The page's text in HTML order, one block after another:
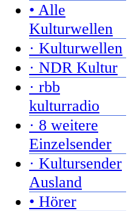
• Alle
Kulturwellen
· Kulturwellen
· NDR Kultur
· rbb
kulturradio
· 8 weitere
Einzelsender
· Kultursender
Ausland
• Hörer